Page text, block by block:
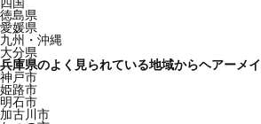
徳島県
愛媛県
九州・沖縄
大分県
兵庫県のよく見られている地域からヘアーメ
神戸市
姫路市
明石市
加古川市